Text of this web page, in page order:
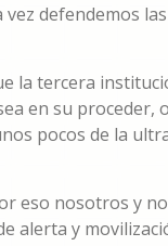
vez defendemos
la tercera
en su proceder,
pocos de la
eso nosotros y
alerta y